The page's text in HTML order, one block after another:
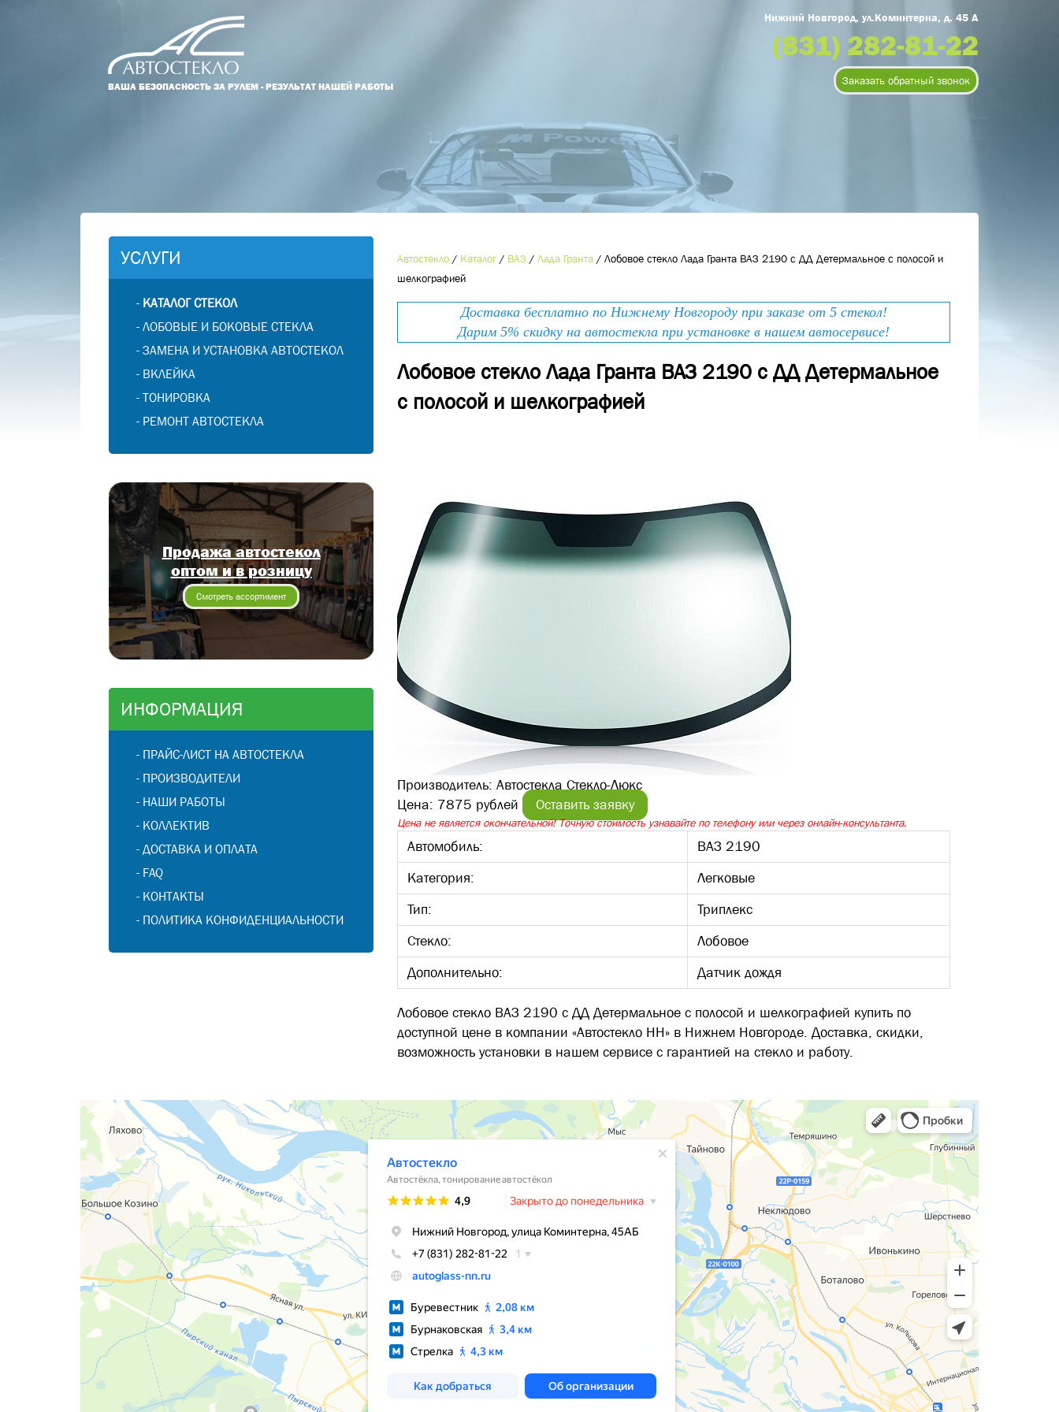
ВАША БЕЗОПАСНОСТЬ ЗА РУЛЕМ - РЕЗУЛЬТАТ НАШЕЙ РАБОТЫ
Нижний Новгород, ул.Коминтерна, д. 45 А
(831) 282-81-22
Заказать обратный звонок
УСЛУГИ
- КАТАЛОГ СТЕКОЛ
-ЛОБОВЫЕ И БОКОВЫЕ СТЕКЛА
-ЗАМЕНА И УСТАНОВКА АВТОСТЕКОЛ
- ВКЛЕЙКА
-ТОНИРОВКА
- РЕМОНТ АВТОСТЕКЛА
Продажа автостекол
оптом и в розницу
Смотреть ассортимент
ИНФОРМАЦИЯ
- ПРАЙС-ЛИСТ НА АВТОСТЕКЛА
- ПРОИЗВОДИТЕЛИ
- НАШИ РАБОТЫ
- КОЛЛЕКТИВ
-ДОСТАВКА И ОПЛАТА
- FAQ
- КОНТАКТЫ
- ПОЛИТИКА КОНФИДЕНЦИАЛЬНОСТИ
Автостекло / Каталог / ВАЗ / Лада Гранта / Лобовое стекло Лада Гранта ВАЗ 2190 с ДД Детермальное с полосой и
шелкографией
Доставка бесплатно по Нижнему Новгороду при заказе от 5 стекол!
Дарим 5% скидку на автостекла при установке в нашем автосервисе!
Лобовое стекло Лада Гранта ВАЗ 2190 с ДД Детермальное
с полосой и шелкографией
Производитель: Автостекла Стекло-Люкс
Цена: 7875 рублей Оставить заявку
Цена не является окончательной! Точную стоимость узнавайте по телефону или через онлайн-консультанта.
Автомобиль:
ВАЗ 2190
Категория:
Легковые
Тип:
Триплекс
Стекло:
Лобовое
Дополнительно:
Датчик дождя
Лобовое стекло ВАЗ 2190 с ДД Детермальное с полосой и шелкографией купить по
доступной цене в компании «Автостекло НН» в Нижнем Новгороде. Доставка, скидки,
возможность установки в нашем сервисе с гарантией на стекло и работу.
Оставьте номер телефона и мы Вам
перезвоним!
Номер телефона
Ваше сообщение*
Оформить заказ
Наименование товара
E-mail
С установкой
Согласен на обработку персональных
данных